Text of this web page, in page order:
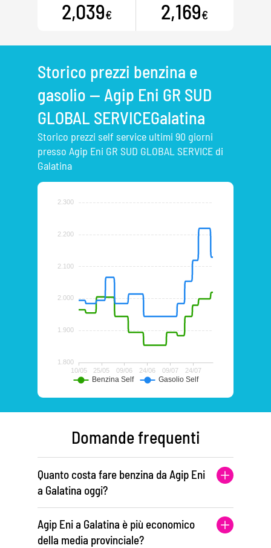
2,039€ 2,169€
Storico prezzi benzina e
gasolio — Agip Eni GR SUD
GLOBAL SERVICEGalatina
Storico prezzi self service ultimi 90 giorni
presso Agip Eni GR SUD GLOBAL SERVICE di
Galatina
Domande frequenti
Quanto costa fare benzina da Agip Eni
a Galatina oggi?
Agip Eni a Galatina è più economico
della media provinciale?